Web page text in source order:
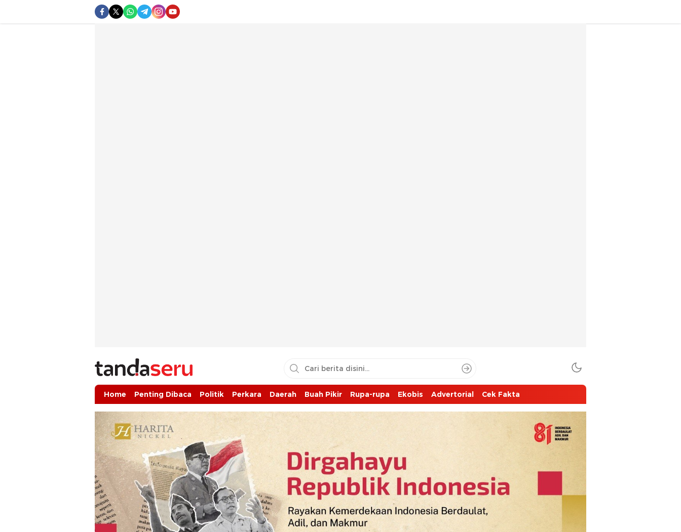
tandaseru.com | Penting Dibaca
tandaseru.com
Home Penting Dibaca Politik Perkara Daerah Buah Pikir Rupa-rupa Ekobis Advertorial Cek Fakta